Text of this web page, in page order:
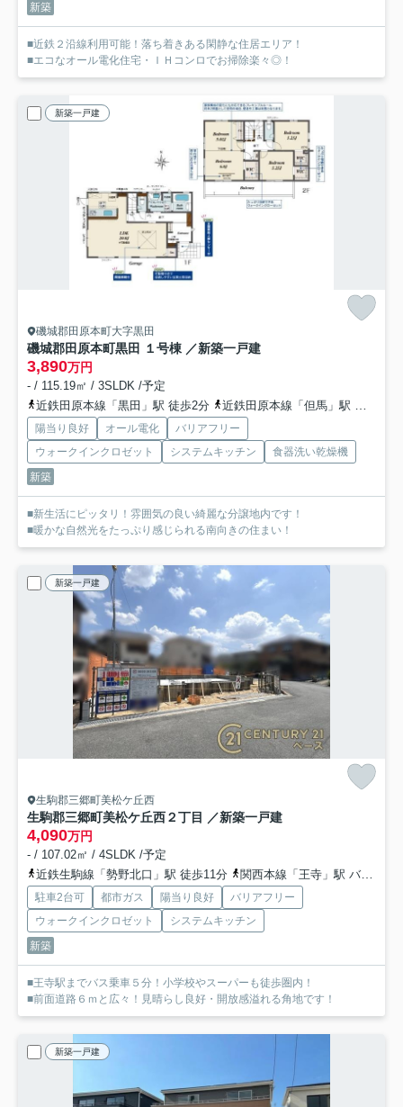
新築
■近鉄２沿線利用可能！落ち着きある閑静な住居エリア！
■エコなオール電化住宅・ＩＨコンロでお掃除楽々◎！
新築一戸建
磯城郡田原本町大字黒田
磯城郡田原本町黒田 １号棟 ／新築一戸建
3,890万円
- / 115.19㎡ / 3SLDK /予定
近鉄田原本線「黒田」駅 徒歩2分
近鉄田原本線「但馬」駅 徒歩14分
陽当り良好 オール電化
バリアフリー
ウォークインクロゼット
システムキッチン
食器洗い乾燥機
新築
■新生活にピッタリ！雰囲気の良い綺麗な分譲地内です！
■暖かな自然光をたっぷり感じられる南向きの住まい！
新築一戸建
生駒郡三郷町美松ケ丘西
生駒郡三郷町美松ケ丘西２丁目 ／新築一戸建
4,090万円
- / 107.02㎡ / 4SLDK /予定
近鉄生駒線「勢野北口」駅 徒歩11分
関西本線「王寺」駅 バス5分 「勢野北２丁目」 停歩11分
駐車2台可 都市ガス 陽当り良好
バリアフリー
ウォークインクロゼット
システムキッチン
新築
■王寺駅までバス乗車５分！小学校やスーパーも徒歩圏内！
■前面道路６ｍと広々！見晴らし良好・開放感溢れる角地です！
新築一戸建